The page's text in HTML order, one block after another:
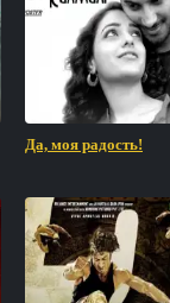
Да, моя радость!